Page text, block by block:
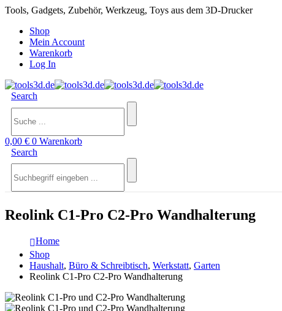
Tools, Gadgets, Zubehör, Werkzeug, Toys aus dem 3D-Drucker
Shop
Mein Account
Warenkorb
Log In
Search
0,00 € 0 Warenkorb
Search
Reolink C1-Pro C2-Pro Wandhalterung
Home
Shop
Haushalt, Büro & Schreibtisch, Werkstatt, Garten
Reolink C1-Pro C2-Pro Wandhalterung